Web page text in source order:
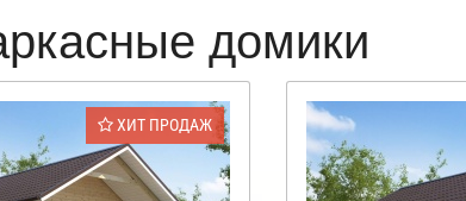
домики
ХИТ ПРОДАЖ